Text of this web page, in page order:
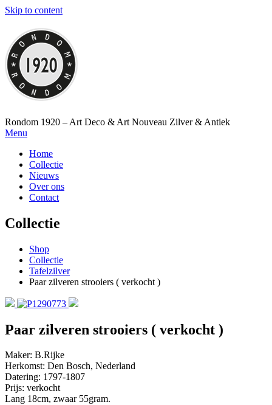
Skip to content
Rondom 1920 – Art Deco & Art Nouveau Zilver & Antiek
Menu
Home
Collectie
Nieuws
Over ons
Contact
Collectie
Shop
Collectie
Tafelzilver
Paar zilveren strooiers ( verkocht )
Paar zilveren strooiers ( verkocht )
Maker: B.Rijke
Herkomst: Den Bosch, Nederland
Datering: 1797-1807
Prijs: verkocht
Lang 18cm, zwaar 55gram.